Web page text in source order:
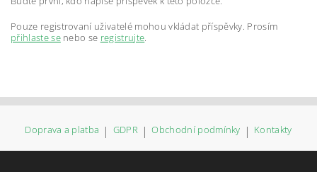
Pouze registrovaní uživatelé mohou vkládat příspěvky. Prosím
přihlaste senebo se registrujte.
Doprava a platba | GDPR | Obchodní podmínky | Kontakty